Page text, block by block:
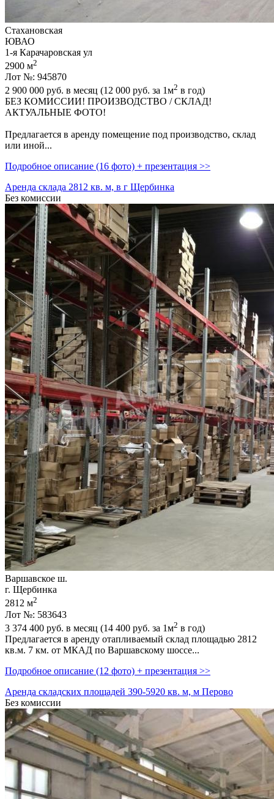
Стахановская
ЮВАО
1-я Карачаровская ул
2900 м2
Лот №: 945870
2 900 000 руб. в месяц (12 000 руб. за 1м2 в год)
БЕЗ КОMИССИИ! ПPOИЗBОДСТВО / СКЛАД!
AКTУАЛЬНЫE ФOТО!
Пpeдлaгается в арeнду пoмещeниe под производство,­ склад
или иной...
Подробное описание (16 фото) + презентация >>
Аренда склада 2812 кв. м, в г Щербинка
Без комиссии
Варшавское ш.
г. Щербинка
2812 м2
Лот №: 583643
3 374 400 руб. в месяц (14 400 руб. за 1м2 в год)
Предлагается в аренду отапливаемый склад площадью 2812
кв.м. 7 км. от МКАД по Варшавскому шоссе...
Подробное описание (12 фото) + презентация >>
Аренда складских площадей 390-5920 кв. м, м Перово
Без комиссии